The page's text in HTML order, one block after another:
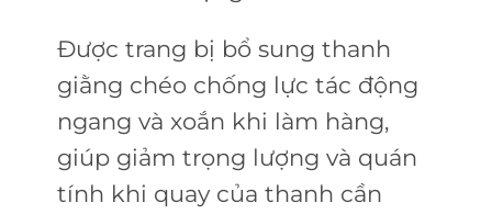
Được trang bị bổ sung thanh
giằng chéo chống lực tác động
ngang và xoắn khi làm hàng,
giúp giảm trọng lượng và quán
tính khi quay của thanh cần